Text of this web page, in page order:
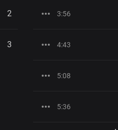
3:56
4:43
5:08
5:36
2
3